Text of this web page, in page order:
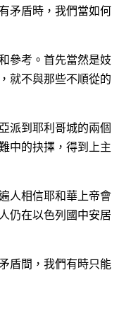
矛盾時，我們當如何
參考。首先當然是妓
就不與那些不順從的
派到耶利哥城的兩個
中的抉擇，得到上主
人相信耶和華上帝會
仍在以色列國中安居
盾間，我們有時只能